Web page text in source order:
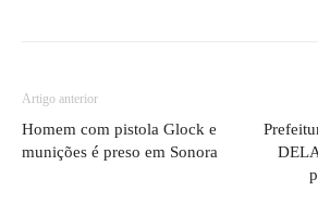
Artigo anterior
Homem com pistola Glock e
munições é preso em Sonora